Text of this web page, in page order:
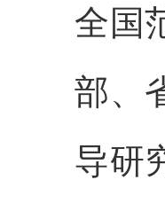
全国
部、
导研